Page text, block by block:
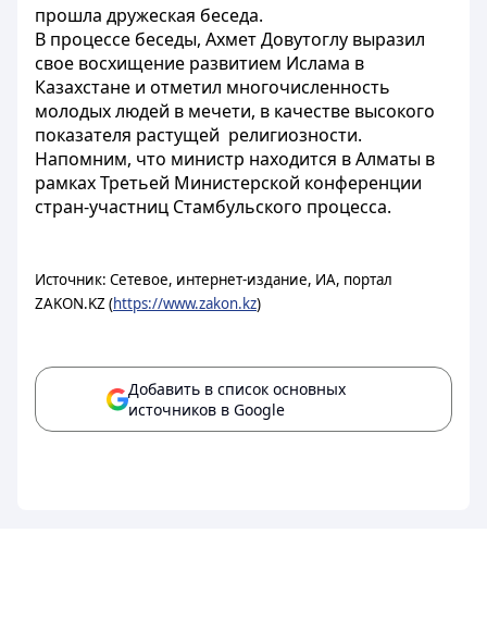
прошла дружеская беседа.
В процессе беседы, Ахмет Довутоглу выразил
свое восхищение развитием Ислама в
Казахстане и отметил многочисленность
молодых людей в мечети, в качестве высокого
показателя растущей религиозности.
Напомним, что министр находится в Алматы в
рамках Третьей Министерской конференции
стран-участниц Стамбульского процесса.
Источник: Сетевое, интернет-издание, ИА, портал
ZAKON.KZ (https://www.zakon.kz)
Добавить в список основных
источников в Google